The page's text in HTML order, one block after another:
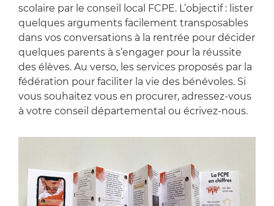
scolaire par le conseil local FCPE. L’objectif : lister
quelques arguments facilement transposables
dans vos conversations à la rentrée pour décider
quelques parents à s’engager pour la réussite
des élèves. Au verso, les services proposés par la
fédération pour faciliter la vie des bénévoles. Si
vous souhaitez vous en procurer, adressez-vous
à votre conseil départemental ou écrivez-nous.